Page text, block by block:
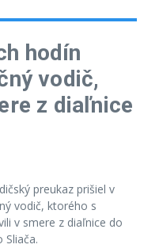
hodín
vodič,
z diaľnice
preukaz prišiel v
vodič, ktorého s
v smere z diaľnice do
Sliača.